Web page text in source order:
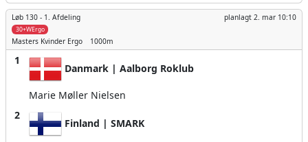
Løb 130 - 1. Afdeling planlagt 2. mar 10:10
30+WErgo
Masters Kvinder Ergo 1000m
1
Danmark | Aalborg Roklub
Marie Møller Nielsen
2
Finland | SMARK